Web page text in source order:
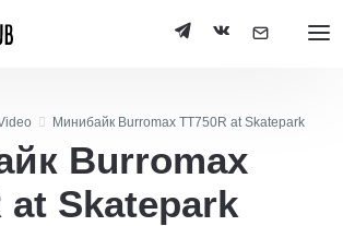
Минибайк Burromax TT750R at Skatepark
Burromax
at Skatepark